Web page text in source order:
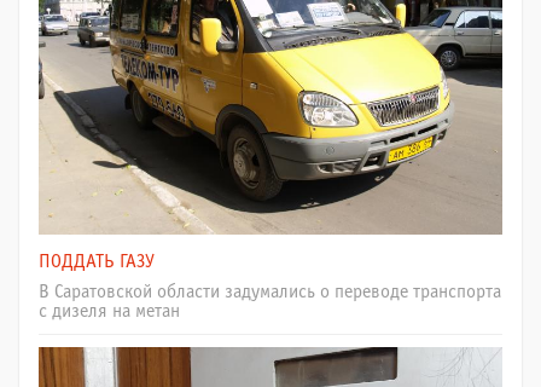
ПОДДАТЬ ГАЗУ
В Саратовской области задумались о переводе транспорта
с дизеля на метан